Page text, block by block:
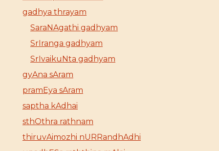
gadhya thrayam
SaraNAgathi gadhyam
SrIranga gadhyam
SrIvaikuNta gadhyam
gyAna sAram
pramEya sAram
saptha kAdhai
sthOthra rathnam
thiruvAimozhi nURRandhAdhi